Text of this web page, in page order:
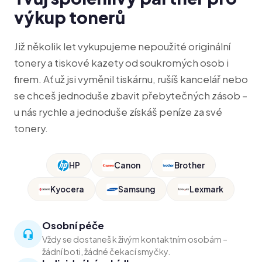
výkup tonerů
Již několik let vykupujeme nepoužité originální
tonery a tiskové kazety od soukromých osob i
firem. Ať už jsi vyměnil tiskárnu, rušíš kancelář nebo
se chceš jednoduše zbavit přebytečných zásob –
u nás rychle a jednoduše získáš peníze za své
tonery.
HP Canon Brother
Kyocera Samsung Lexmark
Osobní péče
Vždy se dostaneš k živým kontaktním osobám –
žádní boti, žádné čekací smyčky.